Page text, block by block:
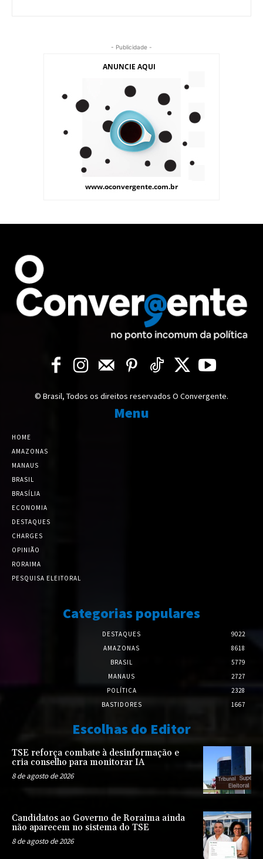
- Publicidade -
© Brasil, Todos os direitos reservados O Convergente.
Menu
HOME
AMAZONAS
MANAUS
BRASIL
BRASÍLIA
ECONOMIA
DESTAQUES
CHARGES
OPINIÃO
RORAIMA
PESQUISA ELEITORAL
Categorias populares
DESTAQUES
9022
AMAZONAS
8618
BRASIL
5779
MANAUS
2727
POLÍTICA
2328
BASTIDORES
1667
Escolhas do Editor
TSE reforça combate à desinformação e
cria conselho para monitorar IA
8 de agosto de 2026
Candidatos ao Governo de Roraima ainda
não aparecem no sistema do TSE
8 de agosto de 2026